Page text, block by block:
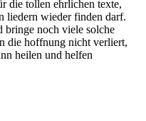
die tollen ehrlichen texte,
liedern wieder finden darf.
bringe noch viele solche
die hoffnung nicht verliert,
heilen und helfen